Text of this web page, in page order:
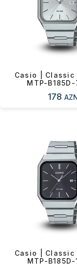
Casio | Classic
MTP-B185D-
178
Casio | Classic
MTP-B185D-